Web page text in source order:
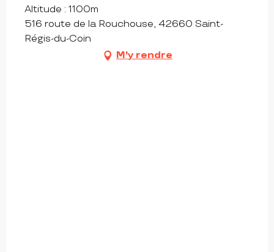
Altitude : 1100m
516 route de la Rouchouse, 42660 Saint-
Régis-du-Coin
M'y rendre